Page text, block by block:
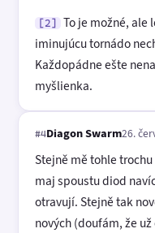
[2]
To je možné, ale
iminujúcu tornádo
Každopádne ešte
myšlienka.
#4Diagon Swarm26.
Stejně mě tohle
maj spoustu diod
otravují. Stejně tak
nových (doufám, že